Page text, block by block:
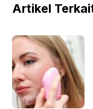
Artikel